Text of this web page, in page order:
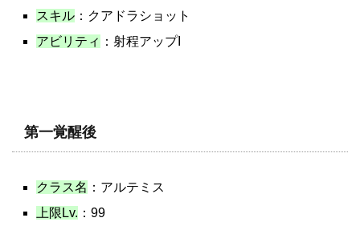
スキル ：クアドラショット
アビリティ ：射程アップI
第一覚醒後
クラス名 ：アルテミス
上限Lv. ：99